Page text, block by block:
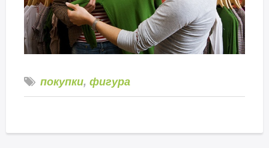
покупки, фигура